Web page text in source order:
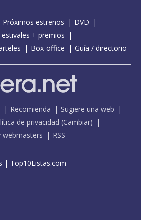
Próximos estrenos
DVD
+ premios
Box-office Guía / directorio
Recomienda
Sugiere una web
de privacidad (Cambiar)
webmasters RSS
| Top10Listas.com